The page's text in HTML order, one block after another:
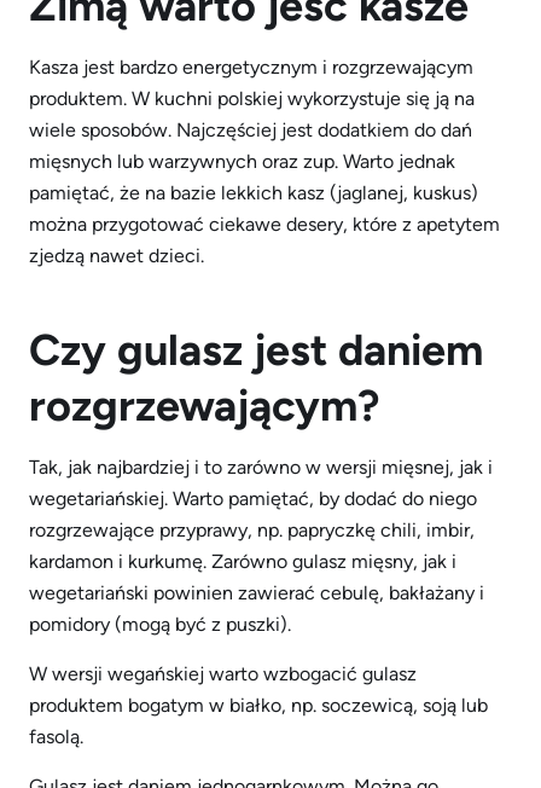
Kasza jest bardzo energetycznym i rozgrzewającym
produktem. W kuchni polskiej wykorzystuje się ją na
wiele sposobów. Najczęściej jest dodatkiem do dań
mięsnych lub warzywnych oraz zup. Warto jednak
pamiętać, że na bazie lekkich kasz (jaglanej, kuskus)
można przygotować ciekawe desery, które z apetytem
zjedzą nawet dzieci.
Czy gulasz jest daniem
rozgrzewającym?
Tak, jak najbardziej i to zarówno w wersji mięsnej, jak i
wegetariańskiej. Warto pamiętać, by dodać do niego
rozgrzewające przyprawy, np. papryczkę chili, imbir,
kardamon i kurkumę. Zarówno gulasz mięsny, jak i
wegetariański powinien zawierać cebulę, bakłażany i
pomidory (mogą być z puszki).
W wersji wegańskiej warto wzbogacić gulasz
produktem bogatym w białko, np. soczewicą, soją lub
fasolą.